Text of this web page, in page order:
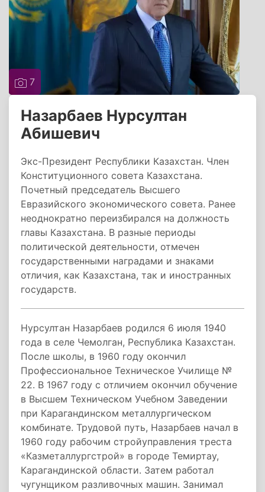
7
Назарбаев Нурсултан
Абишевич
Экс-Президент Республики Казахстан. Член
Конституционного совета Казахстана.
Почетный председатель Высшего
Евразийского экономического совета. Ранее
неоднократно переизбирался на должность
главы Казахстана. В разные периоды
политической деятельности, отмечен
государственными наградами и знаками
отличия, как Казахстана, так и иностранных
государств.
Нурсултан Назарбаев родился 6 июля 1940
года в селе Чемолган, Республика Казахстан.
После школы, в 1960 году окончил
Профессиональное Техническое Училище №
22. В 1967 году с отличием окончил обучение
в Высшем Техническом Учебном Заведении
при Карагандинском металлургическом
комбинате. Трудовой путь, Назарбаев начал в
1960 году рабочим стройуправления треста
«Казметаллургстрой» в городе Темиртау,
Карагандинской области. Затем работал
чугунщиком разливочных машин. Занимал